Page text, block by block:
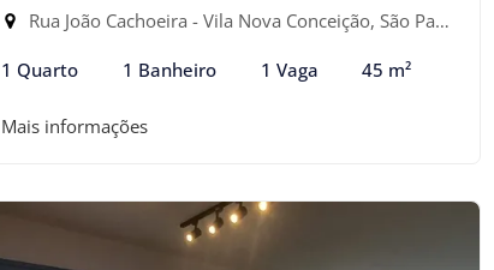
Rua João Cachoeira - Vila Nova Conceição, São Paulo-SP
1 Quarto 1 Banheiro 1 Vaga 45 m²
Mais informações